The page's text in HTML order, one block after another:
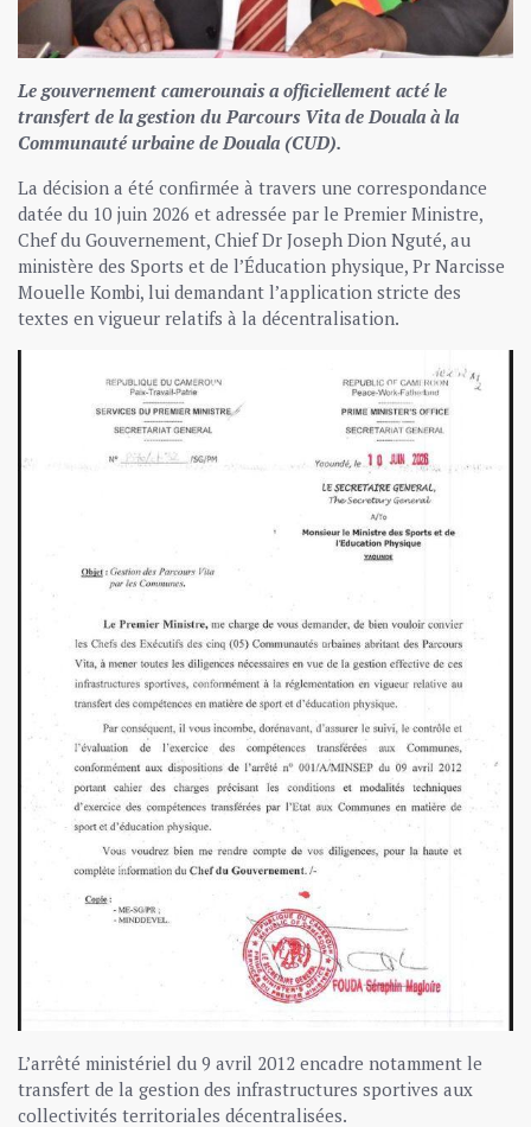
Le gouvernement camerounais a officiellement acté le
transfert de la gestion du Parcours Vita de Douala à la
Communauté urbaine de Douala (CUD).
La décision a été confirmée à travers une correspondance
datée du 10 juin 2026 et adressée par le Premier Ministre,
Chef du Gouvernement, Chief Dr Joseph Dion Nguté, au
ministère des Sports et de l’Éducation physique, Pr Narcisse
Mouelle Kombi, lui demandant l’application stricte des
textes en vigueur relatifs à la décentralisation.
L’arrêté ministériel du 9 avril 2012 encadre notamment le
transfert de la gestion des infrastructures sportives aux
collectivités territoriales décentralisées.